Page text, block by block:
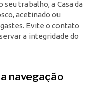
trabalho, a Casa da
acetinado ou
Evite o contato
a integridade do
navegação